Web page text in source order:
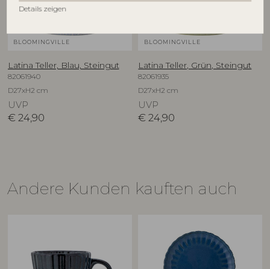
Details zeigen
BLOOMINGVILLE
Latina Teller, Blau, Steingut
82061940
D27xH2 cm
UVP
€ 24,90
BLOOMINGVILLE
Latina Teller, Grün, Steingut
82061935
D27xH2 cm
UVP
€ 24,90
Andere Kunden kauften auch